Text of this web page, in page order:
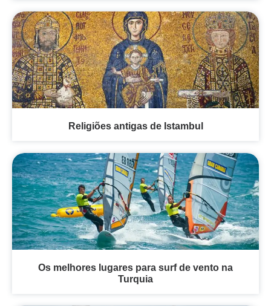
Religiões antigas de Istambul
Os melhores lugares para surf de vento na
Turquia